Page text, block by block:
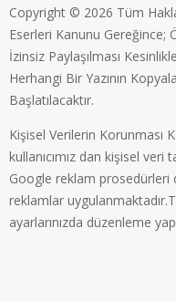
Copyright © 2026 Tüm
Eserleri Kanunu Gereğince;
İzinsiz Paylaşılması
Herhangi Bir Yazının
Başlatılacaktır.
Kişisel Verilerin Korunması
kullanıcımız dan kişisel
Google reklam prosedürleri
reklamlar
ayarlarınızda düzenleme